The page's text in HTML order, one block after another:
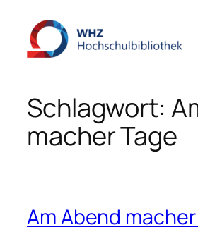
Inhalt
springen
Schlagwort:
macher Tage
Am Abend